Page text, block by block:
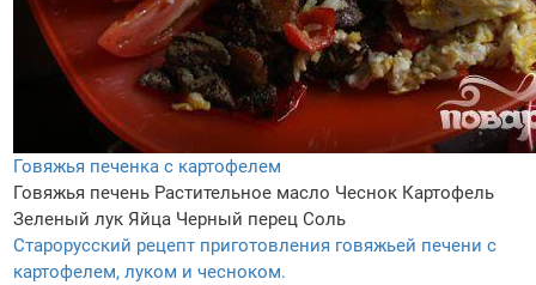
Говяжья печенка с картофелем
Говяжья печень Растительное масло Чеснок Картофель
Зеленый лук Яйца Черный перец Соль
Старорусский рецепт приготовления говяжьей печени с
картофелем, луком и чесноком.